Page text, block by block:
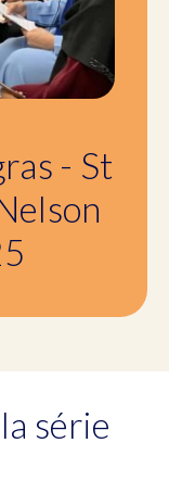
- St
série